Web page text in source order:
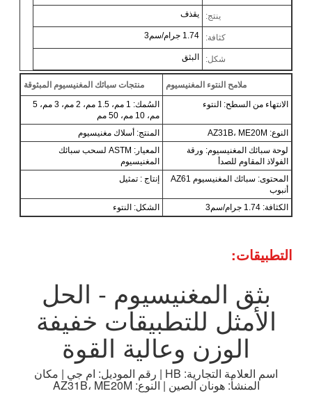
ينتج: يقذف
كثافة: 1.74 جرام/سم3
شكل: البثق
ملامح النتوء المغنيسيوم
منتجات سبائك المغنيسيوم المبثوقة
الانتهاء من السطح: النتوء
السُمك: 1 مم، 1.5 مم، 2 مم، 3 مم، 5
مم، 10 مم، 50 مم
النوع: AZ31B، ME20M
المنتج: أسلاك مغنيسيوم
لوحة سبائك المغنيسيوم: ورقة
الفولاذ المقاوم للصدأ
المعيار: ASTM لسحب سبائك
المغنيسيوم
المحتوى: سبائك المغنيسيوم AZ61
أنبوب
إنتاج : تمثيل
الكثافة: 1.74 جرام/سم3 الشكل: النتوء
التطبيقات:
بثق المغنيسيوم - الحل
الأمثل للتطبيقات خفيفة
الوزن وعالية القوة
اسم العلامة التجارية: HB | رقم الموديل: ام جي | مكان
المنشأ: هونان الصين | النوع: AZ31B، ME20M